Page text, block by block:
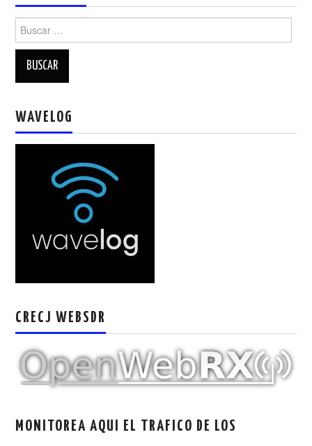
WAVELOG
CRECJ WEBSDR
MONITOREA AQUI EL TRAFICO DE LOS